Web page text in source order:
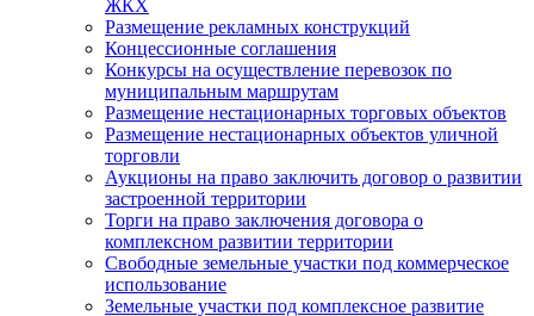
ЖКХ
Размещение рекламных конструкций
Концессионные соглашения
Конкурсы на осуществление перевозок по
муниципальным маршрутам
Размещение нестационарных торговых объектов
Размещение нестационарных объектов уличной
торговли
Аукционы на право заключить договор о развитии
застроенной территории
Торги на право заключения договора о
комплексном развитии территории
Свободные земельные участки под коммерческое
использование
Земельные участки под комплексное развитие